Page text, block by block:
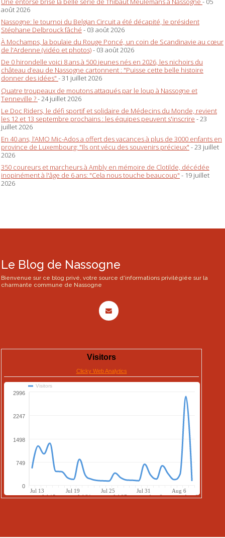
août 2026
Nassogne: le tournoi du Belgian Circuit a été décapité, le président
Stéphane Delbrouck fâché - 03 août 2026
À Mochamps, la boulaie du Rouge Poncé, un coin de Scandinavie au cœur
de l'Ardenne (vidéo et photos)- 03 août 2026
De 0 hirondelle voici 8 ans à 500 jeunes nés en 2026, les nichoirs du
château d’eau de Nassogne cartonnent : "Puisse cette belle histoire
donner des idées" - 31 juillet 2026
Quatre troupeaux de moutons attaqués par le loup à Nassogne et
Tenneville ?- 24 juillet 2026
Le Doc Riders, le défi sportif et solidaire de Médecins du Monde, revient
les 12 et 13 septembre prochains : les équipes peuvent s'inscrire - 23
juillet 2026
En 40 ans, l’AMO Mic-Ados a offert des vacances à plus de 3000 enfants en
province de Luxembourg: "Ils ont vécu des souvenirs précieux" - 23 juillet
2026
350 coureurs et marcheurs à Ambly en mémoire de Clotilde, décédée
inopinément à l'âge de 6 ans: "Cela nous touche beaucoup" - 19 juillet
2026
Le Blog de Nassogne
Bienvenue sur ce blog privé, votre source d'informations privilégiée sur la
charmante commune de Nassogne